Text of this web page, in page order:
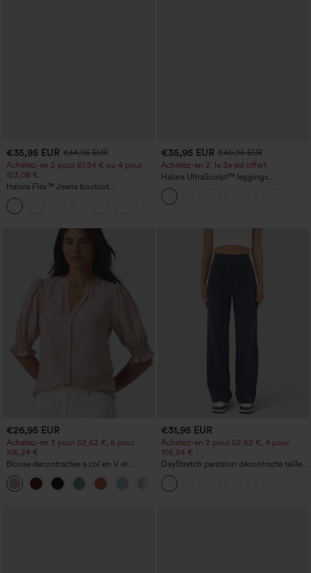
€35,95 EUR €44,95 EUR
Achetez-en 2 pour 61,54 € ou 4 pour
123,08 €.
Halara Flex™ Jeans bootcut
décontractés taille haute, effet délavé,
avec poches
€35,95 EUR €40,95 EUR
Achetez-en 2, le 3e est offert
Halara UltraSculpt™ leggings
d'entraînement taille haute — fronces
liftantes pour le fessier, maintien gainant
du ventre et poche
€26,95 EUR
Achetez-en 3 pour 52,62 €, 6 pour
105,24 €
Blouse décontractée à col en V et
manches courtes bouffantes
€31,95 EUR
Achetez-en 2 pour 52,62 €, 4 pour
105,24 €
DayStretch pantalon décontracté taille
haute avec poches et coupe droite